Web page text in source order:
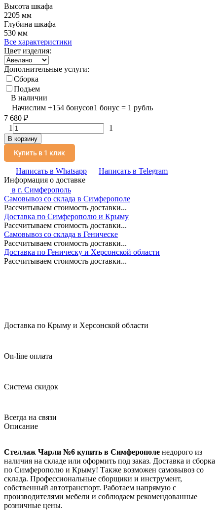
Высота шкафа
2205 мм
Глубина шкафа
530 мм
Все характеристики
Цвет изделия:
Дополнительные услуги:
Сборка
Подъем
В наличии
Начислим +154 бонусов1 бонус = 1 рубль
7 680 ₽
1
1
В корзину
Купить в 1 клик
Написать в Whatsapp
Написать в Telegram
Информация о доставке
в г. Симферополь
Самовывоз со склада в Симферополе
Рассчитываем стоимость доставки...
Доставка по Симферополю и Крыму
Рассчитываем стоимость доставки...
Самовывоз со склада в Геническе
Рассчитываем стоимость доставки...
Доставка по Геническу и Херсонской области
Рассчитываем стоимость доставки...
Доставка по Крыму и Херсонской области
On-line оплата
Система скидок
Всегда на связи
Описание
Стеллаж Чарли №6 купить в Симферополе недорого из
наличия на складе или оформить под заказ. Доставка и сборка
по Симферополю и Крыму! Также возможен самовывоз со
склада. Профессиональные сборщики и инструмент,
собственный автотранспорт. Работаем напрямую с
производителями мебели и соблюдаем рекомендованные
розничные цены.